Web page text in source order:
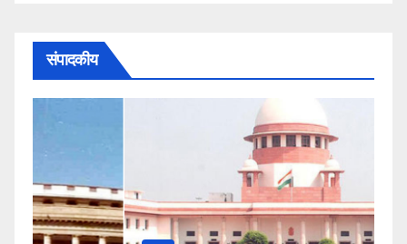
संपादकीय